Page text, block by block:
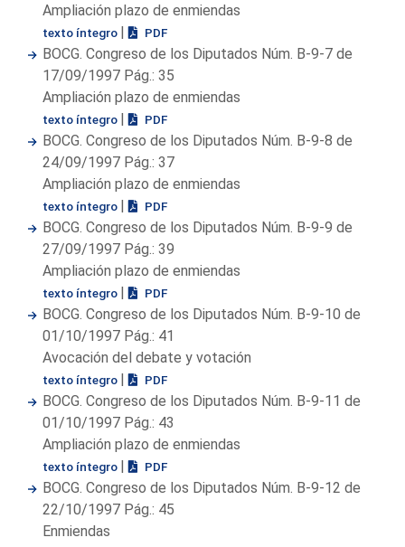
Ampliación plazo de enmiendas
texto íntegro | PDF
BOCG. Congreso de los Diputados Núm. B-9-7 de
17/09/1997 Pág.: 35
Ampliación plazo de enmiendas
texto íntegro | PDF
BOCG. Congreso de los Diputados Núm. B-9-8 de
24/09/1997 Pág.: 37
Ampliación plazo de enmiendas
texto íntegro | PDF
BOCG. Congreso de los Diputados Núm. B-9-9 de
27/09/1997 Pág.: 39
Ampliación plazo de enmiendas
texto íntegro | PDF
BOCG. Congreso de los Diputados Núm. B-9-10 de
01/10/1997 Pág.: 41
Avocación del debate y votación
texto íntegro | PDF
BOCG. Congreso de los Diputados Núm. B-9-11 de
01/10/1997 Pág.: 43
Ampliación plazo de enmiendas
texto íntegro | PDF
BOCG. Congreso de los Diputados Núm. B-9-12 de
22/10/1997 Pág.: 45
Enmiendas